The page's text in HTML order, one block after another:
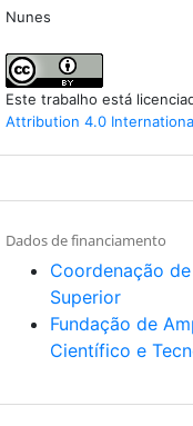
Nunes
Este trabalho está
Attribution 4.0
Dados de financiamento
Coordenação
Superior
Fundação de
Científico e